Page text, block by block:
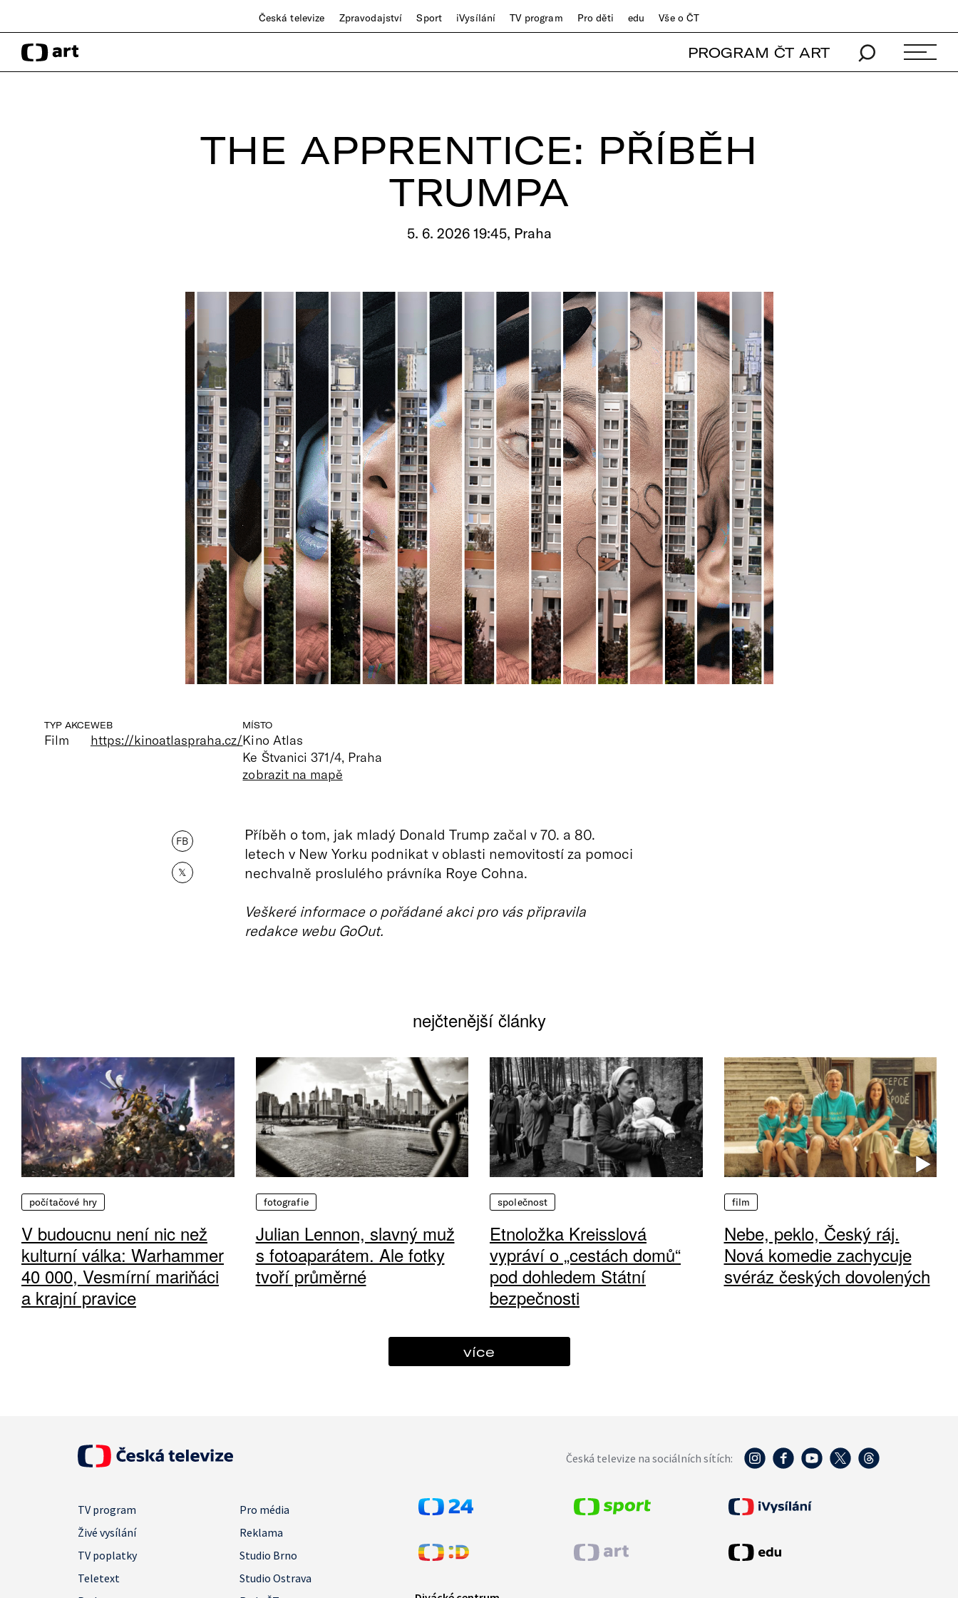
Česká televize Zpravodajství Sport iVysílání TV program Pro děti edu Vše o ČT
PROGRAM ČT ART
THE APPRENTICE: PŘÍBĚH
TRUMPA
5. 6. 2026 19:45, Praha
TYP AKCE
Film
WEB
https://kinoatlaspraha.cz/
MÍSTO
Kino Atlas
Ke Štvanici 371/4, Praha
zobrazit na mapě
FB
𝕏
Příběh o tom, jak mladý Donald Trump začal v 70. a 80.
letech v New Yorku podnikat v oblasti nemovitostí za pomoci
nechvalně proslulého právníka Roye Cohna.
Veškeré informace o pořádané akci pro vás připravila
redakce webu GoOut.
nejčtenější články
počítačové hry
V budoucnu není nic než
kulturní válka: Warhammer
40 000, Vesmírní mariňáci
a krajní pravice
fotografie
Julian Lennon, slavný muž
s fotoaparátem. Ale fotky
tvoří průměrné
společnost
Etnoložka Kreisslová
vypráví o „cestách domů“
pod dohledem Státní
bezpečnosti
film
Nebe, peklo, Český ráj.
Nová komedie zachycuje
svéráz českých dovolených
více
Česká televize na sociálních sítích:
TV program
Pro média
Živé vysílání
Reklama
TV poplatky
Studio Brno
Teletext
Studio Ostrava